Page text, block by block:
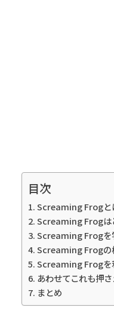
目次
Screaming Frogと
Screaming Frogは
Screaming Frogを
Screaming Frogの
Screaming Frogを
あわせてこれも押さ
まとめ